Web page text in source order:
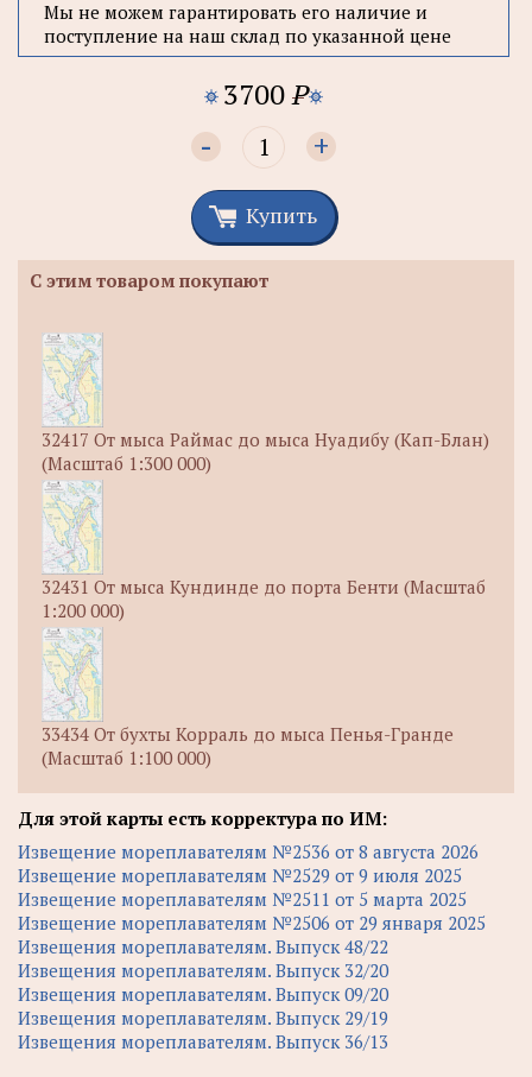
Мы не можем гарантировать его наличие и
поступление на наш склад по указанной цене
3700P
- +
Купить
С этим товаром покупают
32417 От мыса Раймас до мыса Нуадибу (Кап-Блан)
(Масштаб 1:300 000)
32431 От мыса Кундинде до порта Бенти (Масштаб
1:200 000)
33434 От бухты Корраль до мыса Пенья-Гранде
(Масштаб 1:100 000)
Для этой карты есть корректура по ИМ:
Извещение мореплавателям №2536 от 8 августа 2026
Извещение мореплавателям №2529 от 9 июля 2025
Извещение мореплавателям №2511 от 5 марта 2025
Извещение мореплавателям №2506 от 29 января 2025
Извещения мореплавателям. Выпуск 48/22
Извещения мореплавателям. Выпуск 32/20
Извещения мореплавателям. Выпуск 09/20
Извещения мореплавателям. Выпуск 29/19
Извещения мореплавателям. Выпуск 36/13